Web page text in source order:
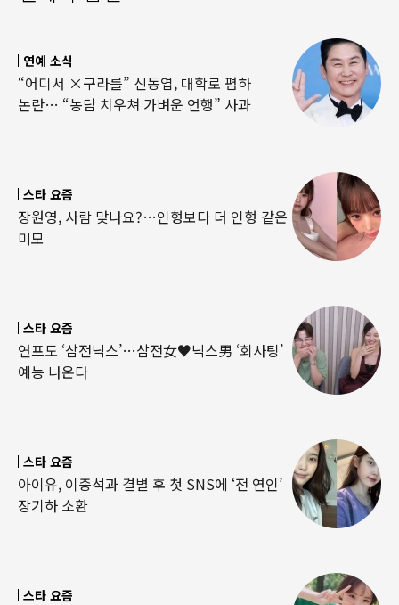
연예 소식
“어디서 ×구라를” 신동엽, 대학로 폄하
논란… “농담 치우쳐 가벼운 언행” 사과
스타 요즘
장원영, 사람 맞나요?…인형보다 더 인형 같은
미모
스타 요즘
연프도 ‘삼전닉스’…삼전女♥닉스男 ‘회사팅’
예능 나온다
스타 요즘
아이유, 이종석과 결별 후 첫 SNS에 ‘전 연인’
장기하 소환
스타 요즘